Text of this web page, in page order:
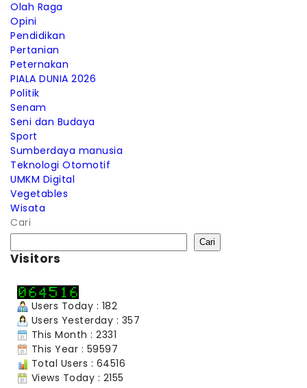
Olah Raga
Opini
Pendidikan
Pertanian
Peternakan
PIALA DUNIA 2026
Politik
Senam
Seni dan Budaya
Sport
Sumberdaya manusia
Teknologi Otomotif
UMKM Digital
Vegetables
Wisata
Cari
Cari
Visitors
Users Today : 182
Users Yesterday : 357
This Month : 2331
This Year : 59597
Total Users : 64516
Views Today : 2155